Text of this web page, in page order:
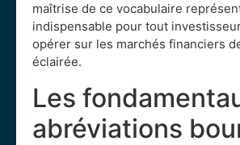
maîtrise de ce vocabulaire
indispensable pour tout
opérer sur les marchés financiers
éclairée.
Les
abréviations